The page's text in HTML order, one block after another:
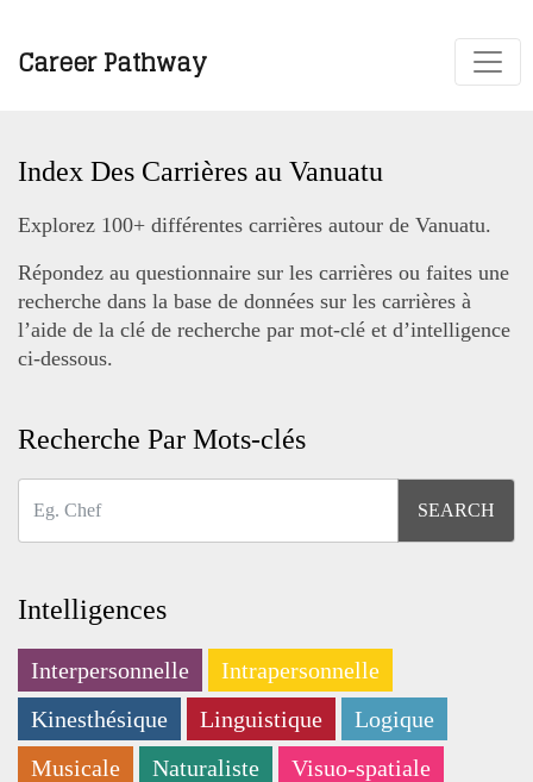
Career Pathway
Index Des Carrières au Vanuatu
Explorez 100+ différentes carrières autour de Vanuatu.
Répondez au questionnaire sur les carrières ou faites une
recherche dans la base de données sur les carrières à
l’aide de la clé de recherche par mot-clé et d’intelligence
ci-dessous.
Recherche Par Mots-clés
Intelligences
Interpersonnelle
Intrapersonnelle
Kinesthésique
Linguistique
Logique
Musicale
Naturaliste Visuo-spatiale